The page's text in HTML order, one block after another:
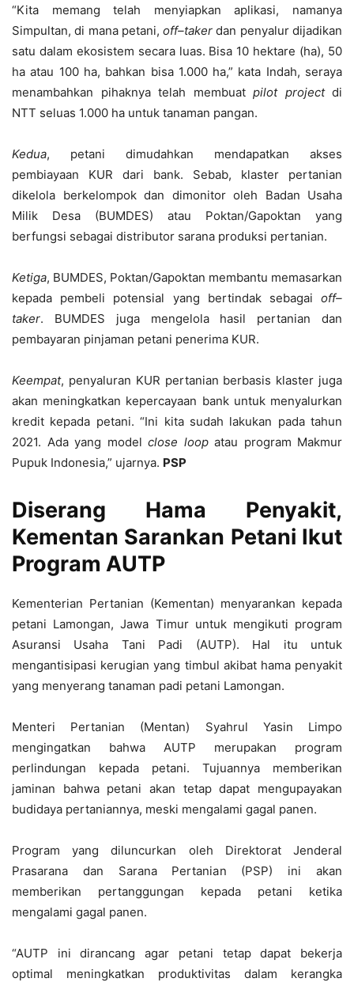
“Kita memang telah menyiapkan aplikasi, namanya
Simpultan, di mana petani,off–taker dan penyalur dijadikan
satu dalam ekosistem secara luas. Bisa 10 hektare (ha), 50
ha atau 100 ha, bahkan bisa 1.000 ha,” kata Indah, seraya
menambahkan pihaknya telah membuat pilot projectdi
NTT seluas 1.000 ha untuk tanaman pangan.
Kedua, petani dimudahkan mendapatkan akses
pembiayaan KUR dari bank. Sebab, klaster pertanian
dikelola berkelompok dan dimonitor oleh Badan Usaha
Milik Desa (BUMDES) atau Poktan/Gapoktan yang
berfungsi sebagai distributor sarana produksi pertanian.
Ketiga, BUMDES, Poktan/Gapoktan membantu memasarkan
kepada pembeli potensial yang bertindak sebagai off–
taker. BUMDES juga mengelola hasil pertanian dan
pembayaran pinjaman petani penerima KUR.
Keempat, penyaluran KUR pertanian berbasis klaster juga
akan meningkatkan kepercayaan bank untuk menyalurkan
kredit kepada petani. “Ini kita sudah lakukan pada tahun
2021. Ada yang model close loopatau program Makmur
Pupuk Indonesia,” ujarnya. PSP
Diserang Hama Penyakit,
Kementan Sarankan Petani Ikut
Program AUTP
Kementerian Pertanian (Kementan) menyarankan kepada
petani Lamongan, Jawa Timur untuk mengikuti program
Asuransi Usaha Tani Padi (AUTP). Hal itu untuk
mengantisipasi kerugian yang timbul akibat hama penyakit
yang menyerang tanaman padi petani Lamongan.
Menteri Pertanian (Mentan) Syahrul Yasin Limpo
mengingatkan bahwa AUTP merupakan program
perlindungan kepada petani. Tujuannya memberikan
jaminan bahwa petani akan tetap dapat mengupayakan
budidaya pertaniannya, meski mengalami gagal panen.
Program yang diluncurkan oleh Direktorat Jenderal
Prasarana dan Sarana Pertanian (PSP) ini akan
memberikan pertanggungan kepada petani ketika
mengalami gagal panen.
“AUTP ini dirancang agar petani tetap dapat bekerja
optimal meningkatkan produktivitas dalam kerangka